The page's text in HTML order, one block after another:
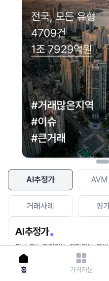
AI추정가 AVM
거래사례 평
AI추정가
전국 모든 토지건물, 집합건물, 매
세요.
네이버 지
현재 네이버 지도 연결이 원활
이용에 불편을
다
홈 가격자문